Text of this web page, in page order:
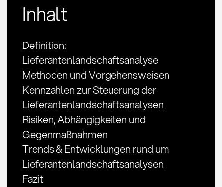
Inhalt
Definition:
Lieferantenlandschaftsanalyse
Methoden und Vorgehensweisen
Kennzahlen zur Steuerung der
Lieferantenlandschaftsanalysen
Risiken, Abhängigkeiten und
Gegenmaßnahmen
Trends & Entwicklungen rund um
Lieferantenlandschaftsanalysen
Fazit